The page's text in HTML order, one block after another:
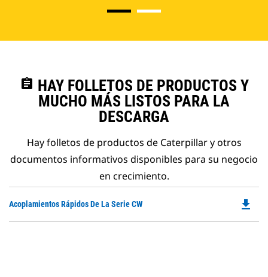
assignment HAY FOLLETOS DE PRODUCTOS Y
MUCHO MÁS LISTOS PARA LA
DESCARGA
Hay folletos de productos de Caterpillar y otros
documentos informativos disponibles para su negocio
en crecimiento.
Acoplamientos Rápidos De La Serie CW file_download